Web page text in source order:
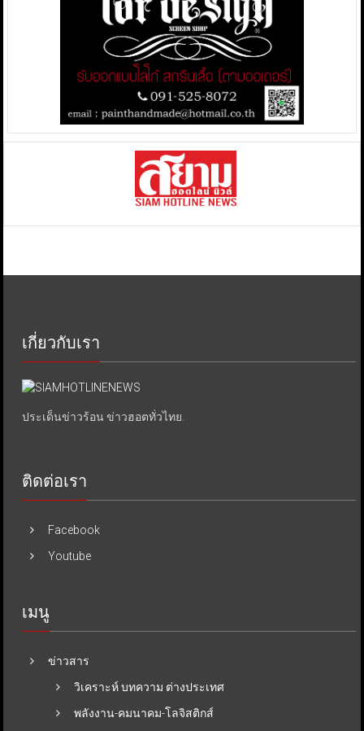
เกี่ยวกับเรา
ประเด็นข่าวร้อน ข่าวฮอตทั่วไทย.
ติดต่อเรา
Facebook
Youtube
เมนู
ข่าวสาร
วิเคราะห์ บทความ ต่างประเทศ
พลังงาน-คมนาคม-โลจิสติกส์